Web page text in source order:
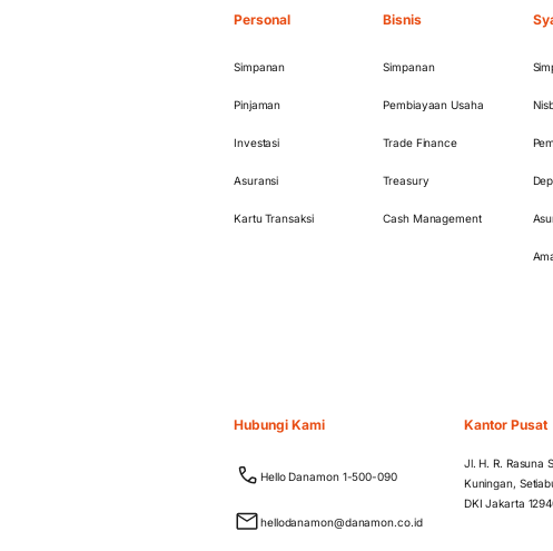
Personal
Simpanan
Pinjaman
Investasi
Asuransi
Kartu Transaksi
Bisnis
Simpanan
Pembiayaan Usaha
Trade Finance
Treasury
Cash Management
Hubungi Kami
Hello Danamon 1-500-090
hellodanamon@danamon.co.id
Kantor Pusat
Jl. H. R. Rasuna
Kuningan,
DKI Jakarta